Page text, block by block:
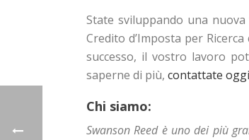
State sviluppando una
Credito d’Imposta per
successo, il vostro lavoro
saperne di più, contattate oggi
Chi siamo:
Swanson Reed è uno dei più